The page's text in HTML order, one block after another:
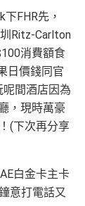
FHR先，
Ritz-Carlton
消費額食
日價錢同官
間酒店因為
，現時萬豪
(下次再分享
白金卡主卡
意打電話又